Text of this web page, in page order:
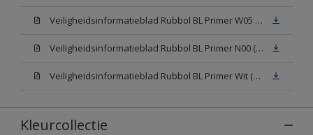
Veiligheidsinformatieblad Rubbol BL Primer W05 (MSDS)
Veiligheidsinformatieblad Rubbol BL Primer N00 (MSDS)
Veiligheidsinformatieblad Rubbol BL Primer Wit (MSDS)
Kleurcollectie